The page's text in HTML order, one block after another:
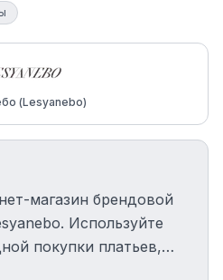
(Lesyanebo)
магазин брендовой
Используйте
покупки платьев,
трикотажа.